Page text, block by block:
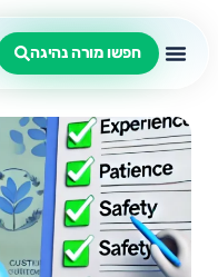
חפשו מורה נהיגה